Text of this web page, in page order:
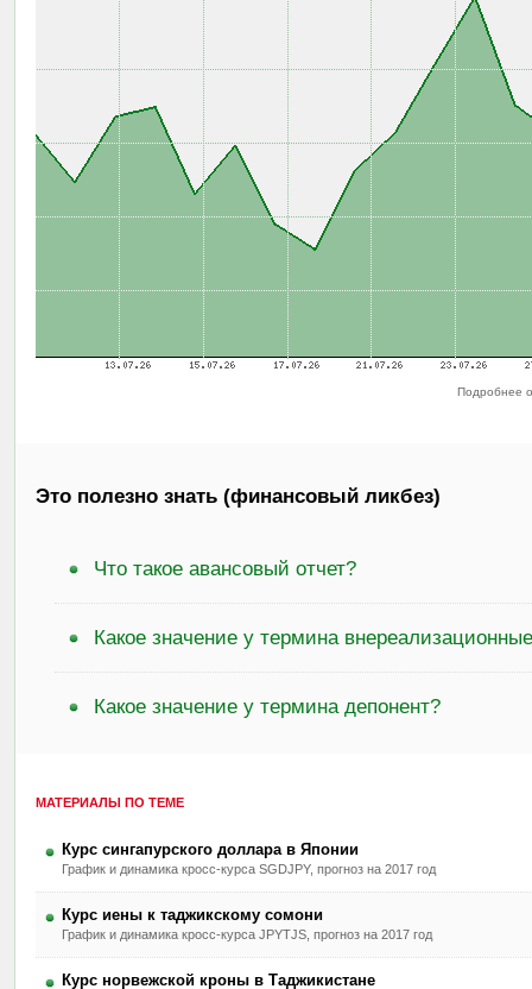
Подробнее
Это полезно знать (финансовый ликбез)
Что такое авансовый отчет?
Какое значение у термина
Какое значение у термина депонент?
МАТЕРИАЛЫ ПО ТЕМЕ
Курс сингапурского доллара в Японии
График и динамика кросс-курса SGDJPY, прогноз на 2017 год
Курс иены к таджикскому сомони
График и динамика кросс-курса JPYTJS, прогноз на 2017 год
Курс норвежской кроны в Таджикистане